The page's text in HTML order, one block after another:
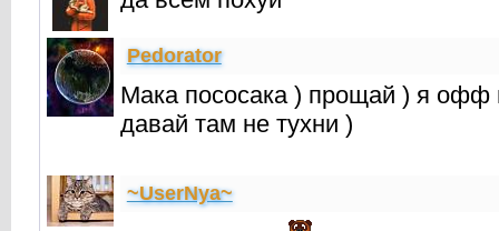
Реdorator
Мака пососака ) прощай ) я офф
давай там не тухни )
~UserNya~